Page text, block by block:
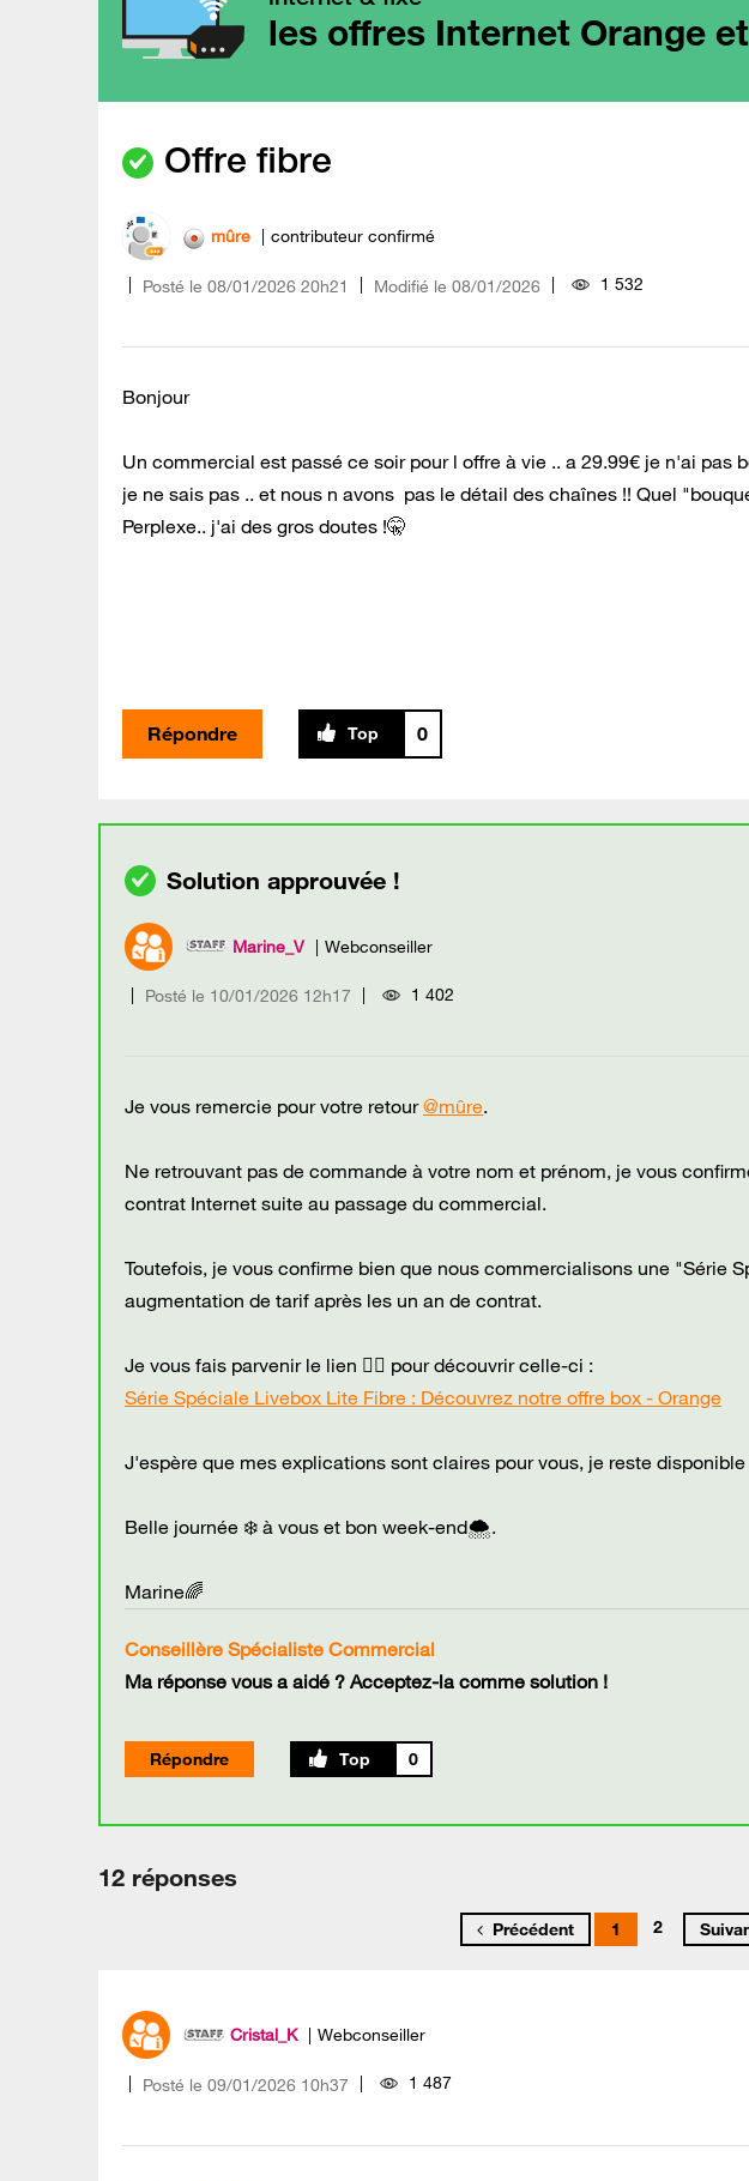
les offres Internet Orange
Offre fibre
mûre contributeur confirmé
Posté le ‎08/01/2026 20h21 Modifié le 08/01/2026 1 532
Bonjour
Un commercial est passé ce soir pour l offre à vie .. a 29.99€ je n'ai pas
je ne sais pas .. et nous n avons pas le détail des chaînes !! Quel
Perplexe.. j'ai des gros doutes !🤫
Répondre 0
Marine_V Webconseiller
Posté le ‎10/01/2026 12h17 1 402
Je vous remercie pour votre retour@mûre.
Ne retrouvant pas de commande à votre nom et prénom, je vous
contrat Internet suite au passage du commercial.
Toutefois, je vous confirme bien que nous commercialisons une "Série
augmentation de tarif après les un an de contrat.
Je vous fais parvenir le lien 👇🏻 pour découvrir celle-ci :
Série Spéciale Livebox Lite Fibre : Découvrez notre offre box - Orange
J'espère que mes explications sont claires pour vous, je reste
Belle journée ❄️ à vous et bon week-end🌨️.
Marine🌈
Conseillère Spécialiste Commercial
Ma réponse vous a aidé ? Acceptez-la comme solution !
Répondre 0
12 réponses
Précédent 1 2
Cristal_K Webconseiller
Posté le ‎09/01/2026 10h37 1 487